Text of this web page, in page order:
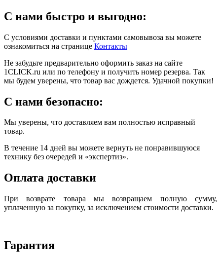
С нами быстро и выгодно:
С условиями доставки и пунктами самовывоза вы можете
ознакомиться на странице Контакты
Не забудьте предварительно оформить заказ на сайте
1CLICK.ru или по телефону и получить номер резерва. Так
мы будем уверены, что товар вас дождется. Удачной покупки!
С нами безопасно:
Мы уверены, что доставляем вам полностью исправный
товар.
В течение 14 дней вы можете вернуть не понравившуюся
технику без очередей и «экспертиз».
Оплата доставки
При возврате товара мы возвращаем полную сумму,
уплаченную за покупку, за исключением стоимости доставки.
Гарантия